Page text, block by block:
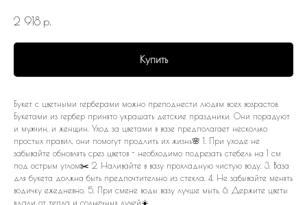
2 918 р.
Купить
Букет с цветными герберами можно преподнести людям всех возрастов.
Букетами из гербер принято украшать детские праздники. Они порадуют
и мужчин, и женщин. Уход за цветами в вазе предполагает несколько
простых правил, они помогут продлить их жизнь🌸 1. При уходе не
забывайте обновлять срез цветов - необходимо подрезать стебель на 1 см
под острым углом✂️ 2. Наливайте в вазу прохладную чистую воду. 3. Ваза
для букета должна быть предпочтительно из стекла. 4. Не забывайте менять
водичку ежедневно. 5. При смене воды вазу лучше мыть. 6. Держите цветы
вдали от тепла и солнечных лучей☀️